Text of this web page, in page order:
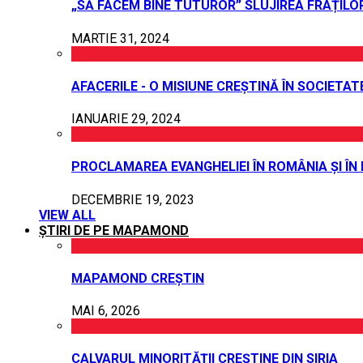
„SĂ FACEM BINE TUTUROR” SLUJIREA
MARTIE 31, 2024
AFACERILE - O MISIUNE CREȘTINĂ ÎN
IANUARIE 29, 2024
PROCLAMAREA EVANGHELIEI ÎN ROMÂNIA ȘI ÎN
DECEMBRIE 19, 2023
VIEW ALL
ȘTIRI DE PE MAPAMOND
MAPAMOND CREȘTIN
MAI 6, 2026
CALVARUL MINORITĂȚII CREȘTINE DIN SIRIA